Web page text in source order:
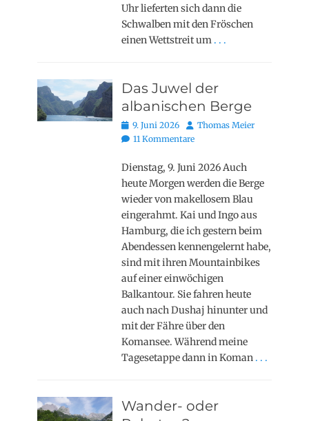
Uhr lieferten sich dann die
Schwalben mit den Fröschen
einen Wettstreit um . . .
Das Juwel der
albanischen Berge
Posted
on
9. Juni 2026 AutorThomas Meier
11 Kommentare
Dienstag, 9. Juni 2026 Auch
heute Morgen werden die Berge
wieder von makellosem Blau
eingerahmt. Kai und Ingo aus
Hamburg, die ich gestern beim
Abendessen kennengelernt habe,
sind mit ihren Mountainbikes
auf einer einwöchigen
Balkantour. Sie fahren heute
auch nach Dushaj hinunter und
mit der Fähre über den
Komansee. Während meine
Tagesetappe dann in Koman . . .
Wander- oder